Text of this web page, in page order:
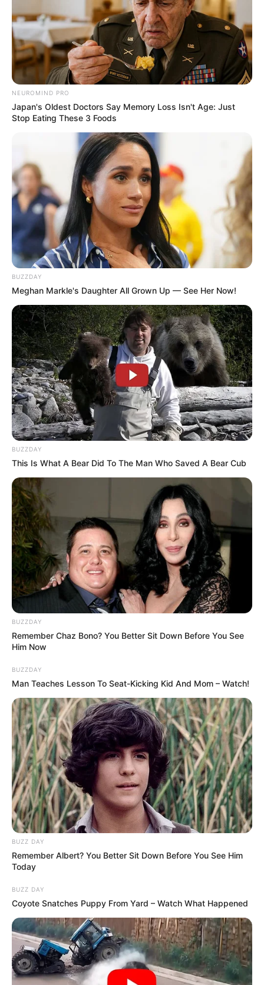
NEUROMIND PRO
Japan's Oldest Doctors Say Memory Loss Isn't Age: Just
Stop Eating These 3 Foods
BUZZDAY
Meghan Markle's Daughter All Grown Up — See Her Now!
BUZZDAY
This Is What A Bear Did To The Man Who Saved A Bear Cub
BUZZDAY
Remember Chaz Bono? You Better Sit Down Before You See
Him Now
BUZZDAY
Man Teaches Lesson To Seat-Kicking Kid And Mom – Watch!
BUZZ DAY
Remember Albert? You Better Sit Down Before You See Him
Today
BUZZ DAY
Coyote Snatches Puppy From Yard – Watch What Happened